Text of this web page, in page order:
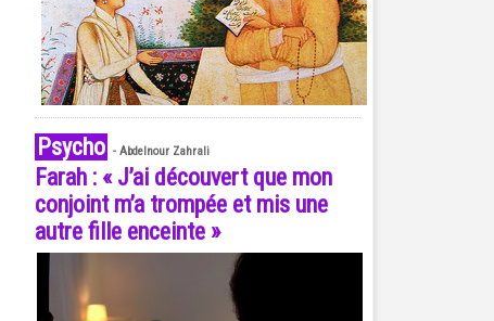
Psycho - Abdelnour Zahrali
Farah : « J’ai découvert que mon
conjoint m’a trompée et mis une
autre fille enceinte »